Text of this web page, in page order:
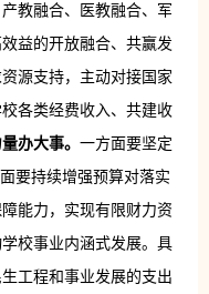
教融合、医教融合、军
益的开放融合、共赢发
源支持，主动对接国家
各类经费收入、共建收
办大事。 一方面要坚定
要持续增强预算对落实
能力，实现有限财力资
校事业内涵式发展。具
工程和事业发展的支出